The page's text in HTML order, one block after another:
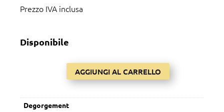
Prezzo IVA inclusa
Disponibile
Gourron
Blanc
de
AGGIUNGI AL CARRELLO
Degorgement